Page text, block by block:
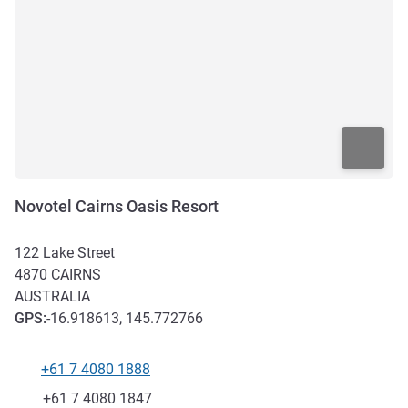
Novotel Cairns Oasis Resort
122 Lake Street
4870 CAIRNS
AUSTRALIA
GPS:-16.918613, 145.772766
Teléfono
+61 7 4080 1888
Fax
+61 7 4080 1847